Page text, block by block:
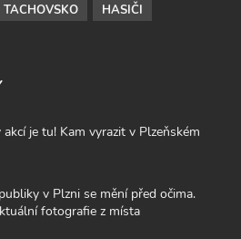
TACHOVSKO
HASIČI
je tu! Kam vyrazit v Plzeňském
v Plzni se mění před očima.
fotografie z místa